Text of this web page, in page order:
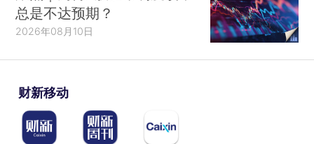
总是不达预期？
2026年08月10日
财新移动